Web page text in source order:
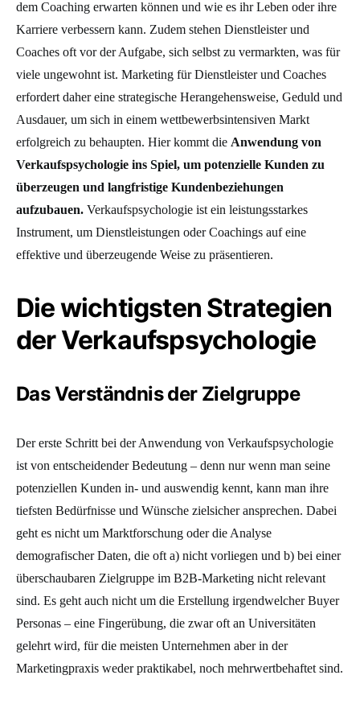
dem Coaching erwarten können und wie es ihr Leben oder ihre
Karriere verbessern kann. Zudem stehen Dienstleister und
Coaches oft vor der Aufgabe, sich selbst zu vermarkten, was für
viele ungewohnt ist. Marketing für Dienstleister und Coaches
erfordert daher eine strategische Herangehensweise, Geduld und
Ausdauer, um sich in einem wettbewerbsintensiven Markt
erfolgreich zu behaupten. Hier kommt die Anwendung von
Verkaufspsychologie ins Spiel, um potenzielle Kunden zu
überzeugen und langfristige Kundenbeziehungen
aufzubauen. Verkaufspsychologie ist ein leistungsstarkes
Instrument, um Dienstleistungen oder Coachings auf eine
effektive und überzeugende Weise zu präsentieren.
Die wichtigsten Strategien
der Verkaufspsychologie
Das Verständnis der Zielgruppe
Der erste Schritt bei der Anwendung von Verkaufspsychologie
ist von entscheidender Bedeutung – denn nur wenn man seine
potenziellen Kunden in- und auswendig kennt, kann man ihre
tiefsten Bedürfnisse und Wünsche zielsicher ansprechen. Dabei
geht es nicht um Marktforschung oder die Analyse
demografischer Daten, die oft a) nicht vorliegen und b) bei einer
überschaubaren Zielgruppe im B2B-Marketing nicht relevant
sind. Es geht auch nicht um die Erstellung irgendwelcher Buyer
Personas – eine Fingerübung, die zwar oft an Universitäten
gelehrt wird, für die meisten Unternehmen aber in der
Marketingpraxis weder praktikabel, noch mehrwertbehaftet sind.